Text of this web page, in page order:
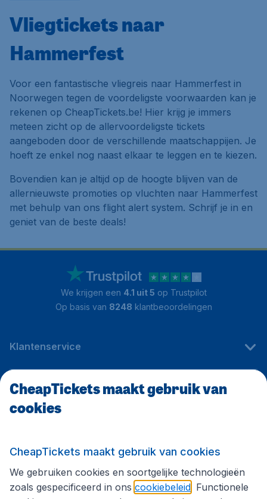
Vliegtickets naar
Hammerfest
Voor een fantastische vliegreis naar Hammerfest in
Noorwegen tegen de voordeligste voorwaarden kan je
rekenen op CheapTickets.be! Hier krijg je immers
meteen zicht op de allervoordeligste tickets
aangeboden door de verschillende maatschappijen. Je
hoeft ze enkel nog naast elkaar te leggen en te kiezen.
Bovendien kan je altijd op de hoogte blijven van de
allernieuwste promoties op vluchten naar Hammerfest
met behulp van ons flight alert system. Schrijf je in en
geniet van de beste deals!
We krijgen een 4.1 uit 5 op Trustpilot
Op basis van 8248 klantbeoordelingen
Klantenservice
CheapTickets.be
Volg CheapTickets.be
CheapTickets maakt gebruik van
cookies
CheapTickets maakt gebruik van cookies
We gebruiken cookies en soortgelijke technologieën
zoals gespecificeerd in ons cookiebeleid . Functionele